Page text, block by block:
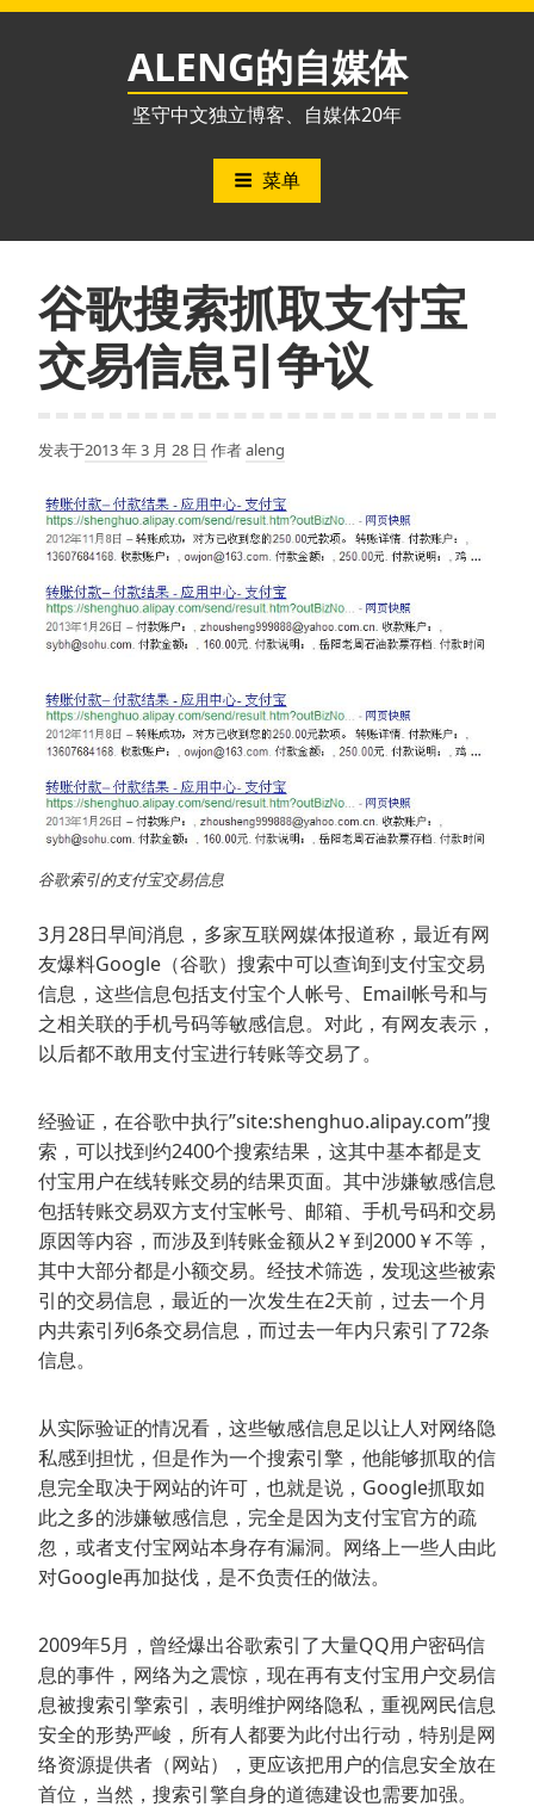
跳
ALENG的自媒体
坚守中文独立博客、自媒体20年
菜单
谷歌搜索抓取支付宝
交易信息引争议
发表于2013 年 3 月 28 日 作者aleng
谷歌索引的支付宝交易信息
3月28日早间消息，多家互联网媒体报道称，最近有网
友爆料Google（谷歌）搜索中可以查询到支付宝交易
信息，这些信息包括支付宝个人帐号、Email帐号和与
之相关联的手机号码等敏感信息。对此，有网友表示，
以后都不敢用支付宝进行转账等交易了。
经验证，在谷歌中执行”site:shenghuo.alipay.com”搜
索，可以找到约2400个搜索结果，这其中基本都是支
付宝用户在线转账交易的结果页面。其中涉嫌敏感信息
包括转账交易双方支付宝帐号、邮箱、手机号码和交易
原因等内容，而涉及到转账金额从2￥到2000￥不等，
其中大部分都是小额交易。经技术筛选，发现这些被索
引的交易信息，最近的一次发生在2天前，过去一个月
内共索引列6条交易信息，而过去一年内只索引了72条
信息。
从实际验证的情况看，这些敏感信息足以让人对网络隐
私感到担忧，但是作为一个搜索引擎，他能够抓取的信
息完全取决于网站的许可，也就是说，Google抓取如
此之多的涉嫌敏感信息，完全是因为支付宝官方的疏
忽，或者支付宝网站本身存有漏洞。网络上一些人由此
对Google再加挞伐，是不负责任的做法。
2009年5月，曾经爆出谷歌索引了大量QQ用户密码信
息的事件，网络为之震惊，现在再有支付宝用户交易信
息被搜索引擎索引，表明维护网络隐私，重视网民信息
安全的形势严峻，所有人都要为此付出行动，特别是网
络资源提供者（网站），更应该把用户的信息安全放在
首位，当然，搜索引擎自身的道德建设也需要加强。